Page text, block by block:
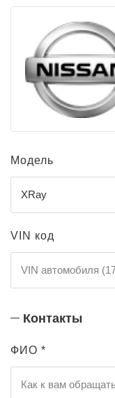
Модель
VIN код
Контакты
ФИО *